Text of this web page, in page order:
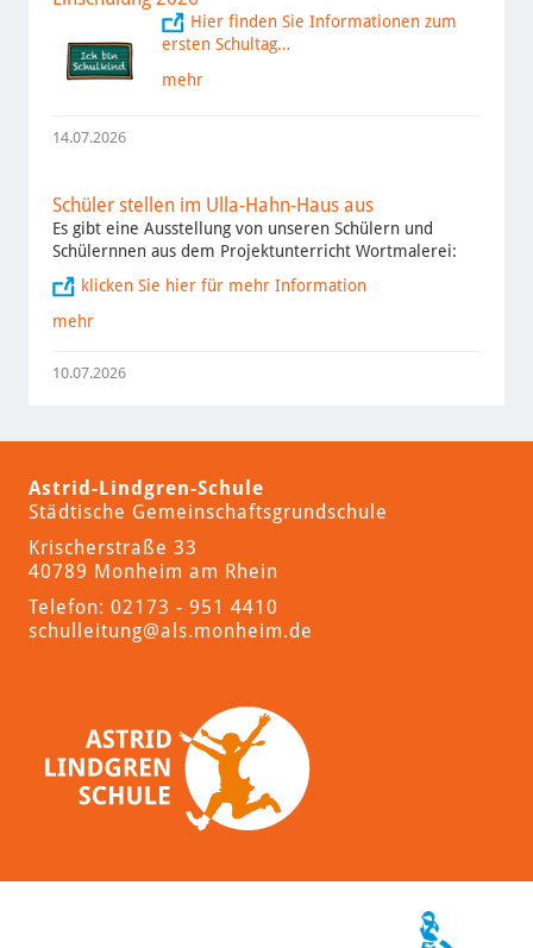
Hier finden Sie Informationen zum
ersten Schultag…
mehr
14.07.2026
Schüler stellen im Ulla-Hahn-Haus aus
Es gibt eine Ausstellung von unseren Schülern und
Schülernnen aus dem Projektunterricht Wortmalerei:
klicken Sie hier für mehr Information
mehr
10.07.2026
Astrid-Lindgren-Schule
Städtische Gemeinschaftsgrundschule
Krischerstraße 33
40789 Monheim am Rhein
Telefon: 02173 - 951 4410
schulleitung@als.monheim.de